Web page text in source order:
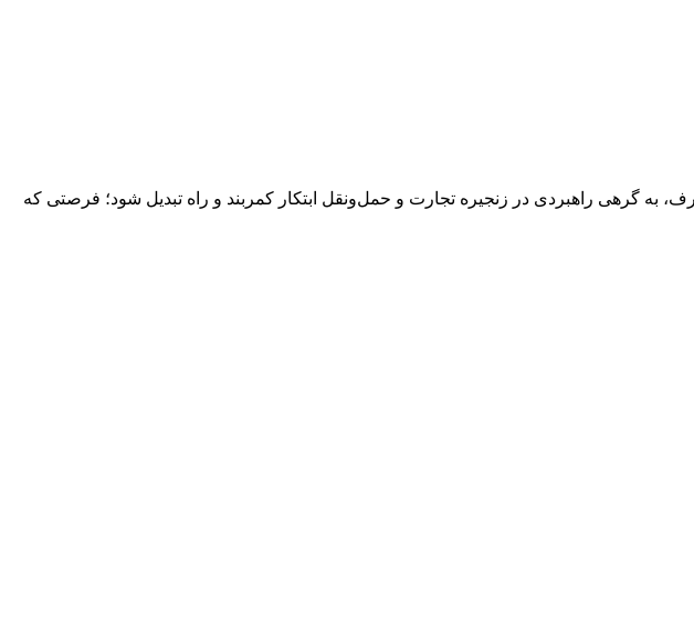
به گرهی راهبردی در زنجیره تجارت و حمل‌ونقل ابتکار کمربند و راه تبدیل شود؛ فرصتی که